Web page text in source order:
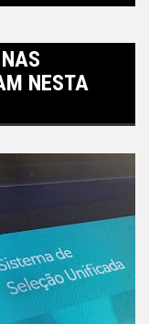
NESTA